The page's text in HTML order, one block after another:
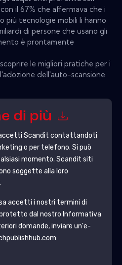
il 67% che affermava che i
più tecnologie mobili li hanno
di persone che usano gli
è prontamente
le migliori pratiche per i
dell'auto-scansione
di più
Scandit contattandoti
o per telefono. Si può
momento. Scandit siti
soggette alla loro
accetti i nostri termini di
dal nostro Informativa
domande, inviare un'e-